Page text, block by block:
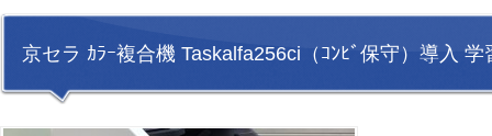
京セラ ｶﾗｰ複合機 Taskalfa256ci（ｺﾝﾋﾞ保守）導入